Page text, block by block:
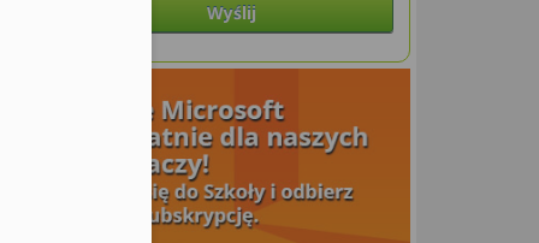
Wyślij